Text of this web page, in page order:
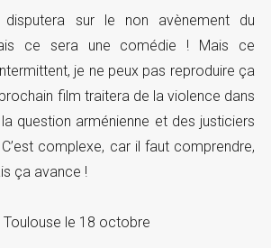
sur le non avènement du
ce sera une comédie ! Mais ce
je ne peux pas reproduire ça
film traitera de la violence dans
question arménienne et des justiciers
complexe, car il faut comprendre,
ça avance !
le 18 octobre